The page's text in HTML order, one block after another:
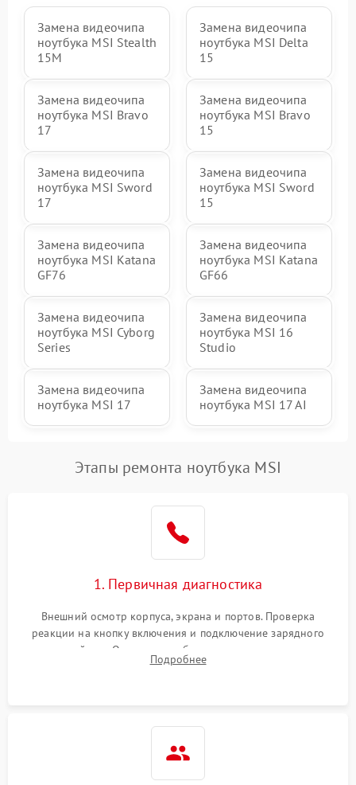
Замена видеочипа
ноутбука MSI Stealth
15M
Замена видеочипа
ноутбука MSI Delta
15
Замена видеочипа
ноутбука MSI Bravo
17
Замена видеочипа
ноутбука MSI Bravo
15
Замена видеочипа
ноутбука MSI Sword
17
Замена видеочипа
ноутбука MSI Sword
15
Замена видеочипа
ноутбука MSI Katana
GF76
Замена видеочипа
ноутбука MSI Katana
GF66
Замена видеочипа
ноутбука MSI Cyborg
Series
Замена видеочипа
ноутбука MSI 16
Studio
Замена видеочипа
ноутбука MSI 17
Замена видеочипа
ноутбука MSI 17 AI
Этапы ремонта ноутбука MSI
1. Первичная диагностика
Внешний осмотр корпуса, экрана и портов. Проверка
реакции на кнопку включения и подключение зарядного
устройства. Оценка потребления тока с помощью
лабораторного блока питания для локализации проблемы.
Подробнее